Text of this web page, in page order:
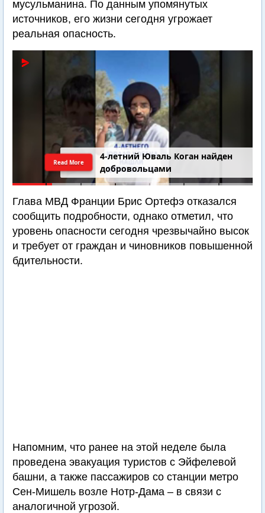
мусульманина. По данным упомянутых
источников, его жизни сегодня угрожает
реальная опасность.
4-летний Юваль Коган найден
добровольцами
Read More
Глава МВД Франции Брис Ортефэ отказался
сообщить подробности, однако отметил, что
уровень опасности сегодня чрезвычайно высок
и требует от граждан и чиновников повышенной
бдительности.
Напомним, что ранее на этой неделе была
проведена эвакуация туристов с Эйфелевой
башни, а также пассажиров со станции метро
Сен-Мишель возле Нотр-Дама – в связи с
аналогичной угрозой.